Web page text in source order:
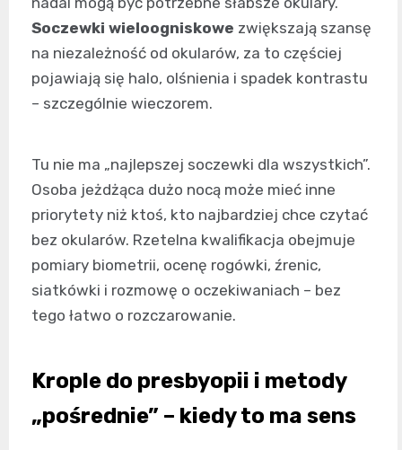
Soczewki wieloogniskowe zwiększają szansę
na niezależność od okularów, za to częściej
pojawiają się halo, olśnienia i spadek kontrastu
– szczególnie wieczorem.
Tu nie ma „najlepszej soczewki dla wszystkich”.
Osoba jeżdżąca dużo nocą może mieć inne
priorytety niż ktoś, kto najbardziej chce czytać
bez okularów. Rzetelna kwalifikacja obejmuje
pomiary biometrii, ocenę rogówki, źrenic,
siatkówki i rozmowę o oczekiwaniach – bez
tego łatwo o rozczarowanie.
Krople do presbyopii i metody
„pośrednie” – kiedy to ma sens